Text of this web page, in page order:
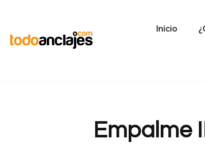
Inicio
Empalme